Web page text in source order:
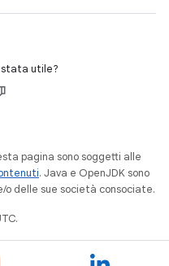
utile?
pagina sono soggetti alle
. Java e OpenJDK sono
delle sue società consociate.